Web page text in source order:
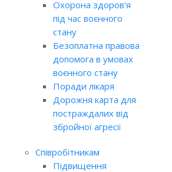
Охорона здоров'я
під час воєнного
стану
Безоплатна правова
допомога в умовах
воєнного стану
Поради лікаря
Дорожня карта для
постраждалих від
збройної агресії
Співробітникам
Підвищення